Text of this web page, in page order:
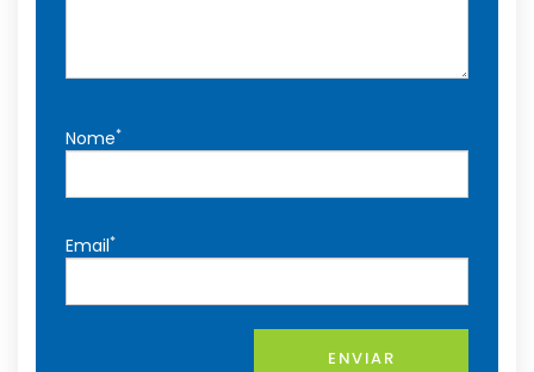
Nome*
Email*
ENVIAR